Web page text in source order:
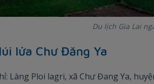
Du lịch Gia Lai
lửa Chư Đăng Ya
Làng Ploi lagri, xã Chư Đang Ya,